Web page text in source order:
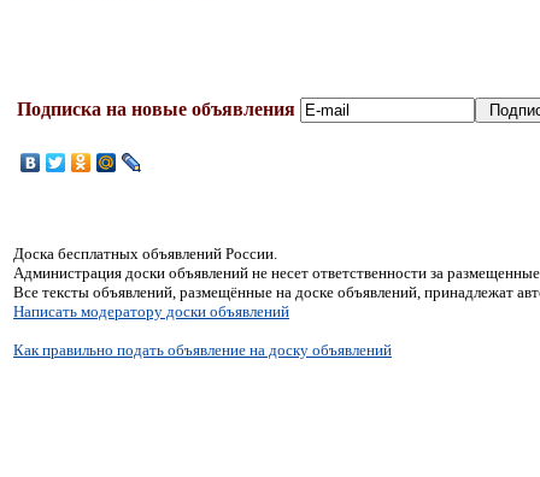
Подписка на новые объявления
Доска бесплатных объявлений России.
Администрация доски объявлений не несет ответственности за
Все тексты объявлений, размещённые на доске объявлений, принадлежат
Написать модератору доски объявлений
Как правильно подать объявление на доску объявлений